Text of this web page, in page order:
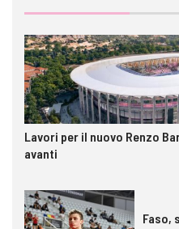
Lavori per il nuovo Renzo
avanti
Faso,